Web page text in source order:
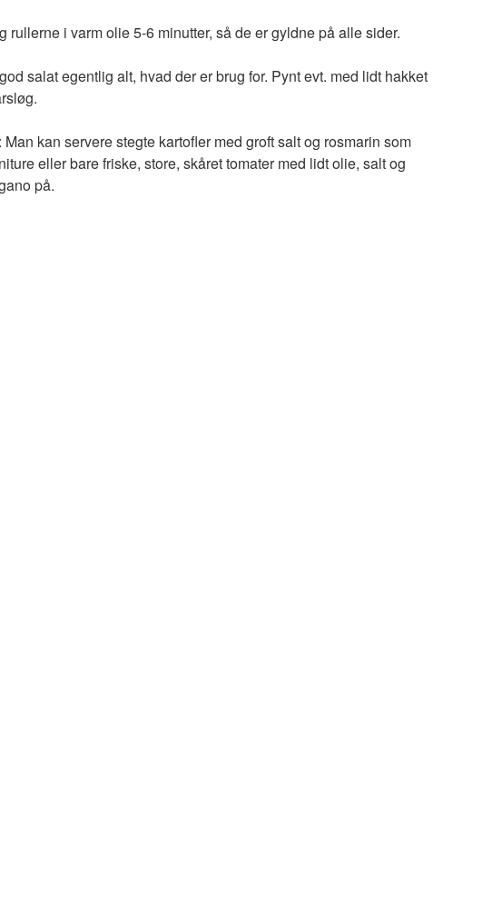
rullerne i varm olie 5-6 minutter, så de er gyldne på alle sider.
salat egentlig alt, hvad der er brug for. Pynt evt. med lidt hakket
Man kan servere stegte kartofler med groft salt og rosmarin som
eller bare friske, store, skåret tomater med lidt olie, salt og
på.